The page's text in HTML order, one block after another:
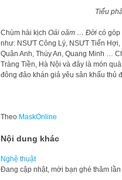
Tiểu
Chùm hài kịch Oái oăm … Đờicó góp
như: NSƯT Công Lý, NSƯT Tiến
Quân Anh, Thúy An, Quang Minh …
Tràng Tiền, Hà Nội và đây là món
đông đảo khán giả yêu sân khấu thủ
Theo MaskOnline
Nội dung khác
Nghệ thuật
​Đang cập nhật, mời bạn ghé thăm lần